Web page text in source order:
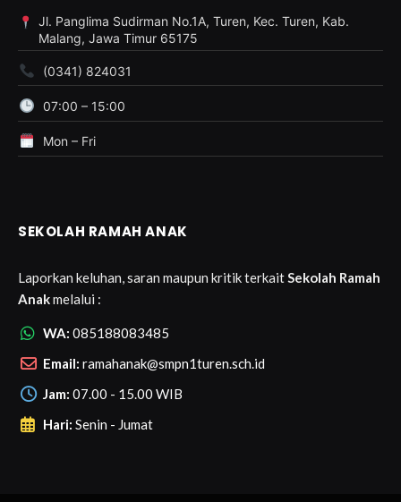
Jl. Panglima Sudirman No.1A, Turen, Kec. Turen, Kab.
Malang, Jawa Timur 65175
(0341) 824031
07:00 – 15:00
Mon – Fri
SEKOLAH RAMAH ANAK
Laporkan keluhan, saran maupun kritik terkaitSekolah Ramah
Anakmelalui :
WA: 085188083485
Email: ramahanak@smpn1turen.sch.id
Jam: 07.00 - 15.00 WIB
Hari: Senin - Jumat